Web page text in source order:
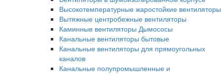
Высокотемпературные жаростойкие вентиляторы
Вытяжные центробежные вентиляторы
Каминные вентиляторы Дымососы
Канальные вентиляторы бытовые
Канальные вентиляторы для прямоугольных
каналов
Канальные полупромышленные и